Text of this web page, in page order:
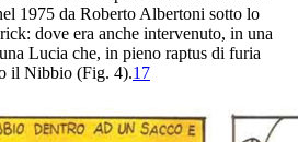
1975 da Roberto Albertoni sotto lo
dove era anche intervenuto, in una
Lucia che, in pieno raptus di furia
il Nibbio (Fig. 4).17